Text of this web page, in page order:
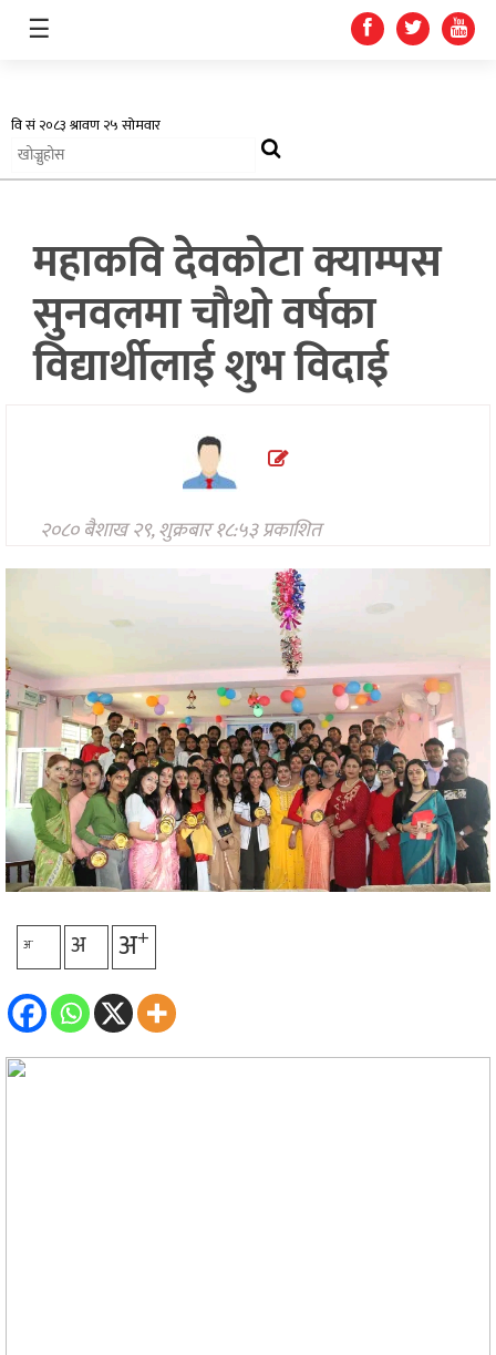
अर्थतन्त्र
स्वास्थ्य
शिक्षा
प्रदेश
अन्तर्राष्ट्रिय
थप
☰
महाकवि देवकोटा क्याम्पस
सुनवलमा चौथो वर्षका
विद्यार्थीलाई शुभ विदाई
२०८० बैशाख २९, शुक्रबार १८:५३ प्रकाशित
अ- अ अ+